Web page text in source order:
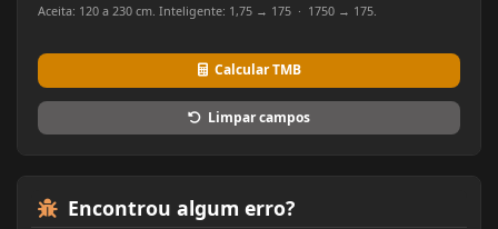
Aceita: 120 a 230 cm. Inteligente: 1,75 → 175 · 1750 → 175.
Calcular TMB
Limpar campos
Encontrou algum erro?